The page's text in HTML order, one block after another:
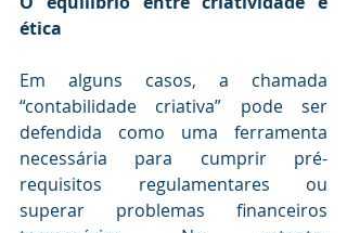
ética
Em alguns casos, a chamada
“contabilidade criativa” pode ser
defendida como uma ferramenta
necessária para cumprir pré-
requisitos regulamentares ou
superar problemas financeiros